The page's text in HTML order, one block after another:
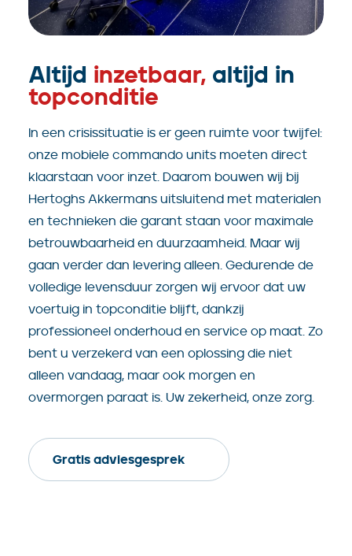
Altijd inzetbaar, altijd in
topconditie
In een crisissituatie is er geen ruimte voor twijfel:
onze mobiele commando units moeten direct
klaarstaan voor inzet. Daarom bouwen wij bij
Hertoghs Akkermans uitsluitend met materialen
en technieken die garant staan voor maximale
betrouwbaarheid en duurzaamheid. Maar wij
gaan verder dan levering alleen. Gedurende de
volledige levensduur zorgen wij ervoor dat uw
voertuig in topconditie blijft, dankzij
professioneel onderhoud en service op maat. Zo
bent u verzekerd van een oplossing die niet
alleen vandaag, maar ook morgen en
overmorgen paraat is. Uw zekerheid, onze zorg.
Gratis adviesgesprek